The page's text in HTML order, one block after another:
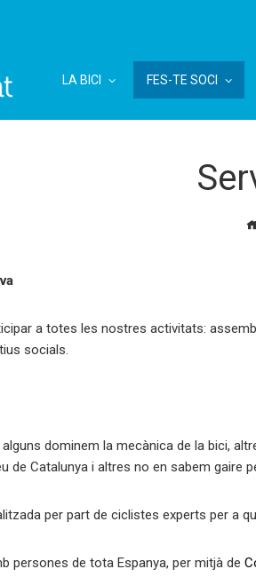
LA BICI FES-TE SOCI
a totes les nostres activitats:
socials.
dominem la mecànica de la bici,
de Catalunya i altres no en sabem gaire
per part de ciclistes experts per a
persones de tota Espanya, per mitjà de